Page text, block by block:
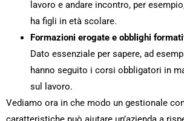
lavoro e andare incontro, per
ha figli in età scolare.
Formazioni erogate e obblighi
Dato essenziale per sapere, ad
hanno seguito i corsi obbligatori in
sul lavoro.
Vediamo ora in che modo un gestionale